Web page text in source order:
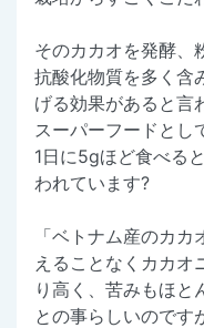
そのカカオを発酵、
抗酸化物質を多く含
げる効果があると言
スーパーフードとし
1日に5gほど食べる
われています?
「ベトナム産のカ
えることなくカカオ
り高く、苦みもほと
との事らしいので